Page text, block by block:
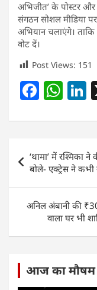
अभिजीत’ के पोस्टर
संगठन सोशल मीडिया
अभियान चलाएंगे।
वोट दें।
Post Views: 151
F
c
e
b
o
o
k
W
at
s
A
p
p
k
e
navigation
‘थामा’ में रश्मिका
बोले- एक्ट्रेस ने
अनिल अंबानी की
वाला घर भी
आज का मौषम